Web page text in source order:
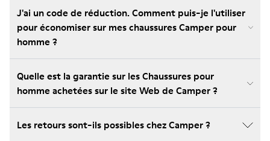
J'ai un code de réduction. Comment puis-je l'utiliser
pour économiser sur mes chaussures Camper pour
homme ?
Quelle est la garantie sur les Chaussures pour
homme achetées sur le site Web de Camper ?
Les retours sont-ils possibles chez Camper ?